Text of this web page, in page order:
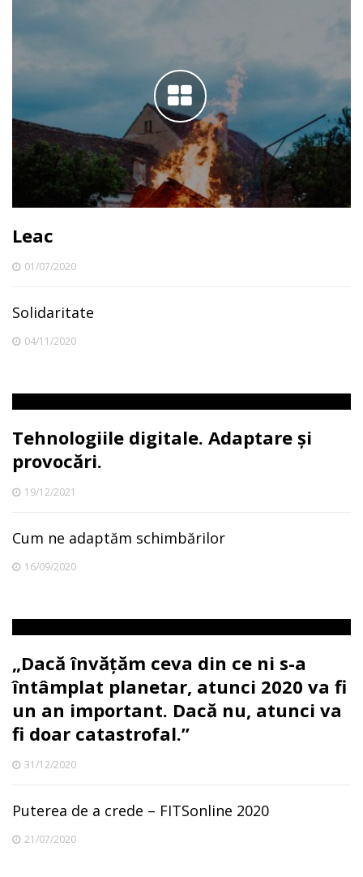
Leac
01/07/2020
Solidaritate
04/11/2020
Tehnologiile digitale. Adaptare şi
provocări.
19/12/2021
Cum ne adaptăm schimbărilor
16/09/2020
„Dacă învățăm ceva din ce ni s-a
întâmplat planetar, atunci 2020 va fi
un an important. Dacă nu, atunci va
fi doar catastrofal.”
31/12/2020
Puterea de a crede – FITSonline 2020
21/07/2020